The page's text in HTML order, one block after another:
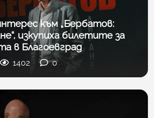
към „Бербатов:
изкупиха билетите за
в Благоевград
1402 0